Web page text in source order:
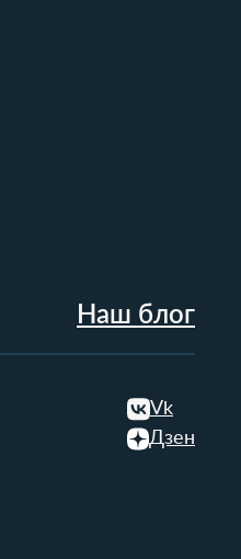
Наш блог
Vk
Дзен